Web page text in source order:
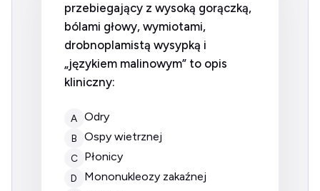
przebiegający z wysoką gorączką,
bólami głowy, wymiotami,
drobnoplamistą wysypką i
„językiem malinowym” to opis
kliniczny:
A odry
B ospy wietrznej
C płonicy
D mononukleozy zakaźnej